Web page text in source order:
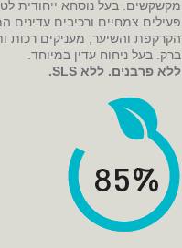
מקשקשים. בעל נוסחא ייחודית
פעילים צמחיים ורכיבים עדינים
הקרקפת והשיער, מעניקים רכות
ברק. בעל ניחוח עדין במיוחד.
ללא פרבנים. ללא SLS.